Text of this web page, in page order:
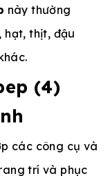
này thường
hạt, thịt, đậu
các công cụ và
trí và phục